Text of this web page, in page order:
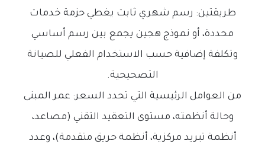
طريقتين: رسم شهري ثابت يغطي حزمة خدمات
محددة، أو نموذج هجين يجمع بين رسم أساسي
وتكلفة إضافية حسب الاستخدام الفعلي للصيانة
التصحيحية.
من العوامل الرئيسية التي تحدد السعر: عمر المبنى
وحالة أنظمته، مستوى التعقيد التقني (مصاعد،
أنظمة تبريد مركزية، أنظمة حريق متقدمة)، وعدد